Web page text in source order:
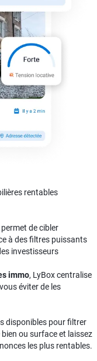
rentables
de cibler
à des filtres puissants
investisseurs
immo, LyBox centralise
éviter de les
disponibles pour filtrer
ou surface et laissez
les plus rentables.